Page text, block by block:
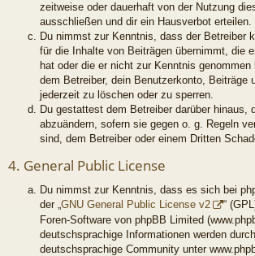
zeitweise oder dauerhaft von der Nutzung
ausschließen und dir ein Hausverbot erteilen.
Du nimmst zur Kenntnis, dass der Betreiber
für die Inhalte von Beiträgen übernimmt, die
hat oder die er nicht zur Kenntnis
dem Betreiber, dein Benutzerkonto, Beiträge
jederzeit zu löschen oder zu sperren.
Du gestattest dem Betreiber darüber hinaus,
abzuändern, sofern sie gegen o. g. Regeln
sind, dem Betreiber oder einem Dritten
4. General Public License
Du nimmst zur Kenntnis, dass es sich bei
der „GNU General Public License v2
“
Foren-Software von phpBB Limited
deutschsprachige Informationen werden
deutschsprachige Community unter